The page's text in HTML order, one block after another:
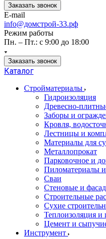
Заказать звонок
E-mail
info@домстрой-33.рф
Режим работы
Пн. – Пт.: с 9:00 до 18:00
Заказать звонок
Каталог
Стройматериалы
Гидроизоляция
Древесно-
Заборы и
Кровля,
Лестницы и
Материалы для
Металлопрокат
Парковочное и
Пиломатериалы и
Сваи
Стеновые и
Строительные
Сухие
Теплоизоляция
Цемент и
Инструмент